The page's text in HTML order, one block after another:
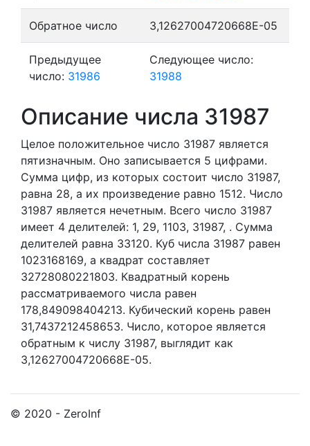
Обратное число 3,12627004720668E-05
Предыдущее
число: 31986
Следующее число:
31988
Описание числа 31987
Целое положительное число 31987 является
пятизначным. Оно записывается 5 цифрами.
Сумма цифр, из которых состоит число 31987,
равна 28, а их произведение равно 1512. Число
31987 является нечетным. Всего число 31987
имеет 4 делителей: 1, 29, 1103, 31987, . Сумма
делителей равна 33120. Куб числа 31987 равен
1023168169, а квадрат составляет
32728080221803. Квадратный корень
рассматриваемого числа равен
178,849098404213. Кубический корень равен
31,7437212458653. Число, которое является
обратным к числу 31987, выглядит как
3,12627004720668E-05.
© 2020 - ZeroInf